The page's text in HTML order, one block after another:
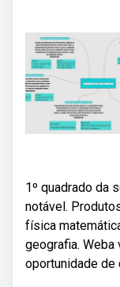
1º quadrado da
notável.
física
geografia. Weba
oportunidade de